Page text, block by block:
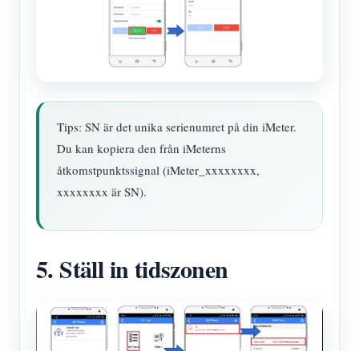
Tips: SN är det unika serienumret på din iMeter.
Du kan kopiera den från iMeterns
åtkomstpunktssignal (iMeter_xxxxxxxx,
xxxxxxxx är SN).
5. Ställ in tidszonen